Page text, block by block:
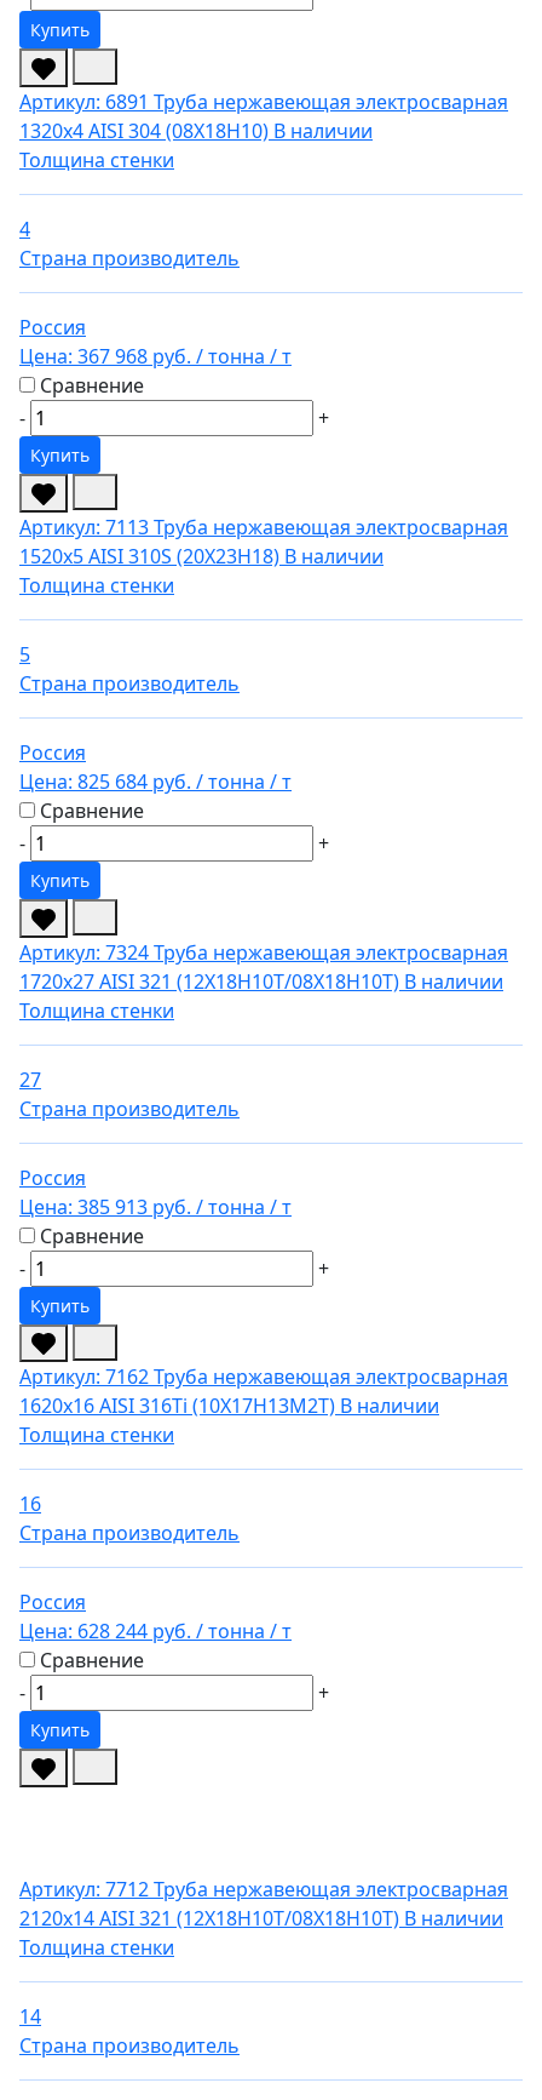
Купить
Артикул: 6891 Труба нержавеющая электросварная
1320х4 AISI 304 (08Х18Н10) В наличии
Толщина стенки
4
Страна производитель
Россия
Цена: 367 968 руб. / тонна / т
Сравнение
-
+
Купить
Артикул: 7113Труба нержавеющая электросварная
1520х5 AISI 310S (20Х23Н18) В наличии
Толщина стенки
5
Страна производитель
Россия
Цена: 825 684 руб. / тонна / т
Сравнение
-
+
Купить
Артикул: 7324Труба нержавеющая электросварная
1720х27 AISI 321 (12Х18Н10Т/08Х18Н10Т) В наличии
Толщина стенки
27
Страна производитель
Россия
Цена: 385 913 руб. / тонна / т
Сравнение
-
+
Купить
Артикул: 7162Труба нержавеющая электросварная
1620х16 AISI 316Ti (10Х17Н13М2Т) В наличии
Толщина стенки
16
Страна производитель
Россия
Цена: 628 244 руб. / тонна / т
Сравнение
-
+
Купить
Артикул: 7712Труба нержавеющая электросварная
2120х14 AISI 321 (12Х18Н10Т/08Х18Н10Т) В наличии
Толщина стенки
14
Страна производитель